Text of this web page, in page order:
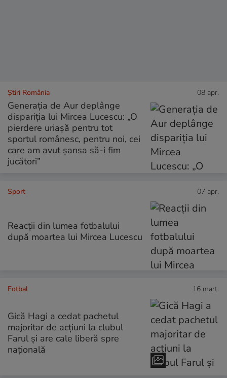
Știri România 08 apr.
Generația de Aur deplânge
dispariția lui Mircea Lucescu: „O
pierdere uriașă pentru tot
sportul românesc, pentru noi, cei
care am avut șansa să-i fim
jucători”
Sport 07 apr.
Reacții din lumea fotbalului
după moartea lui Mircea Lucescu
Fotbal 16 mart.
Gică Hagi a cedat pachetul
majoritar de acțiuni la clubul
Farul și are cale liberă spre
națională